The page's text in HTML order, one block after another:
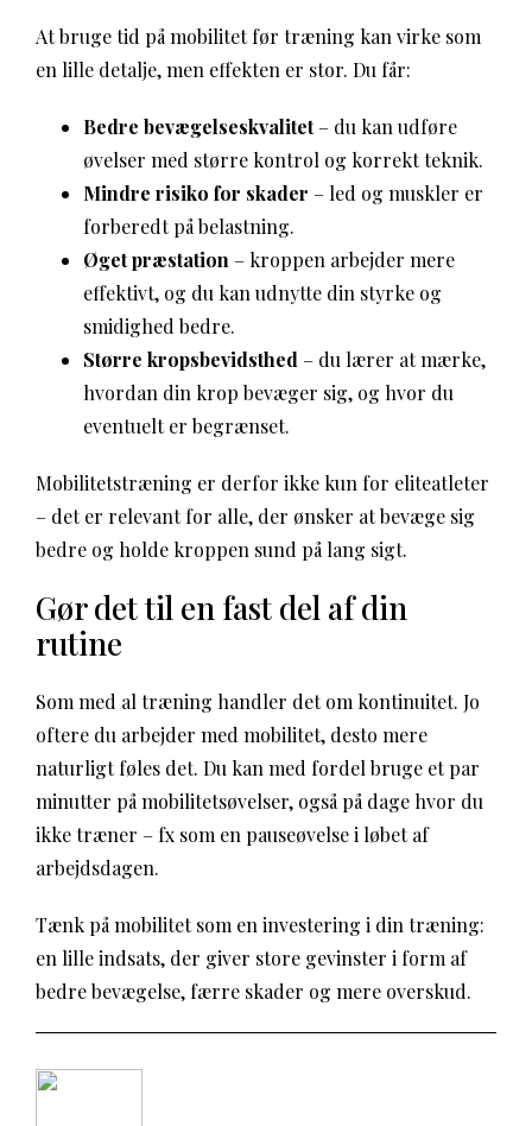
At bruge tid på mobilitet før træning kan virke som
en lille detalje, men effekten er stor. Du får:
Bedre bevægelseskvalitet– du kan udføre
øvelser med større kontrol og korrekt teknik.
Mindre risiko for skader – led og muskler er
forberedt på belastning.
Øget præstation – kroppen arbejder mere
effektivt, og du kan udnytte din styrke og
smidighed bedre.
Større kropsbevidsthed – du lærer at mærke,
hvordan din krop bevæger sig, og hvor du
eventuelt er begrænset.
Mobilitetstræning er derfor ikke kun for eliteatleter
– det er relevant for alle, der ønsker at bevæge sig
bedre og holde kroppen sund på lang sigt.
Gør det til en fast del af din
rutine
Som med al træning handler det om kontinuitet. Jo
oftere du arbejder med mobilitet, desto mere
naturligt føles det. Du kan med fordel bruge et par
minutter på mobilitetsøvelser, også på dage hvor du
ikke træner – fx som en pauseøvelse i løbet af
arbejdsdagen.
Tænk på mobilitet som en investering i din træning:
en lille indsats, der giver store gevinster i form af
bedre bevægelse, færre skader og mere overskud.